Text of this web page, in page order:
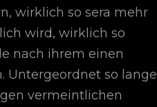
wirklich so sera mehr
wird, wirklich so
nach ihrem einen
Untergeordnet so lange
vermeintlichen